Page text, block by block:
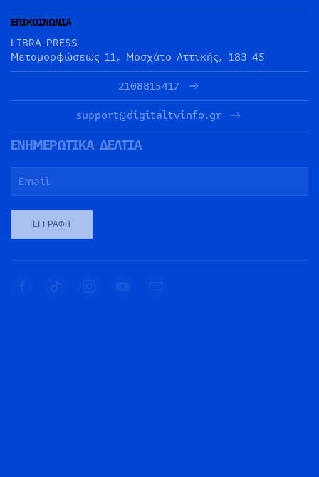
ΕΠΙΚΟΙΝΩΝΙΑ
LIBRA PRESS
Μεταμορφώσεως 11, Μοσχάτο Αττικής, 183 45
2108815417
support@digitaltvinfo.gr
ΕΝΗΜΕΡΩΤΙΚΑ ΔΕΛΤΙΑ
ΕΓΓΡΑΦΉ